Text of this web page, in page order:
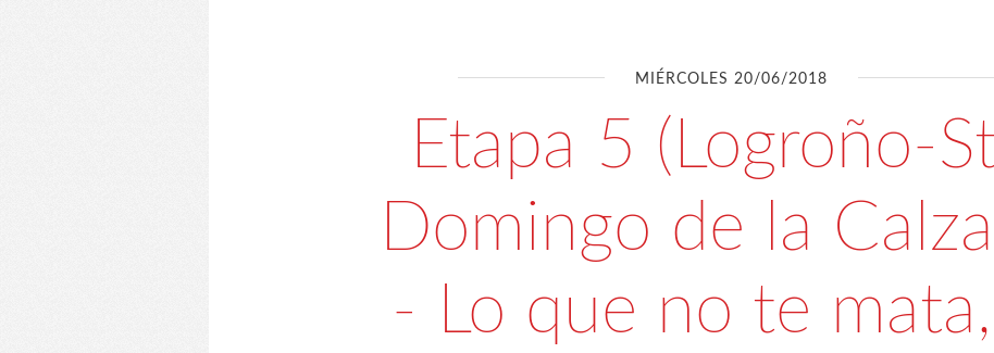
MIÉRCOLES 20/06/2018
Etapa 5 (Logroño-
Domingo de la
- Lo que no te